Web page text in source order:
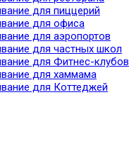
для пиццерий
для офиса
для аэропортов
для частных школ
для Фитнес-клубов
для хаммама
для Коттеджей